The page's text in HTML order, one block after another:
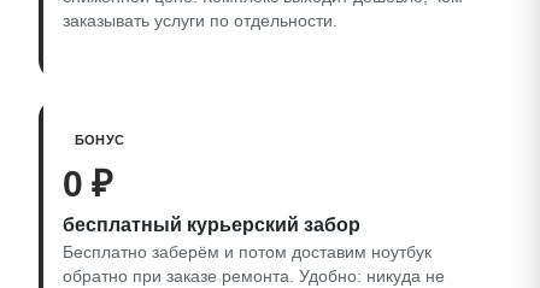
заказывать услуги по отдельности.
БОНУС
0 ₽
бесплатный курьерский забор
Бесплатно заберём и потом доставим ноутбук
обратно при заказе ремонта. Удобно: никуда не